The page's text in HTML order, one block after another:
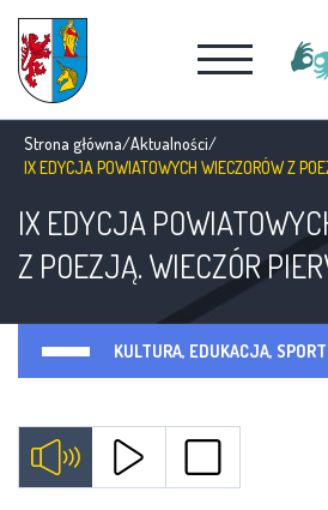
Strona główna/Aktualności/
IX EDYCJA POWIATOWYCH WIECZORÓW Z
IX EDYCJA
Z POEZJĄ. WIECZÓR
KULTURA, EDUKACJA, SPORT